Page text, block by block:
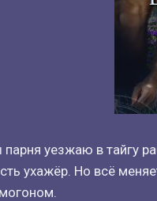
уезжаю в тайгу
ухажёр. Но всё